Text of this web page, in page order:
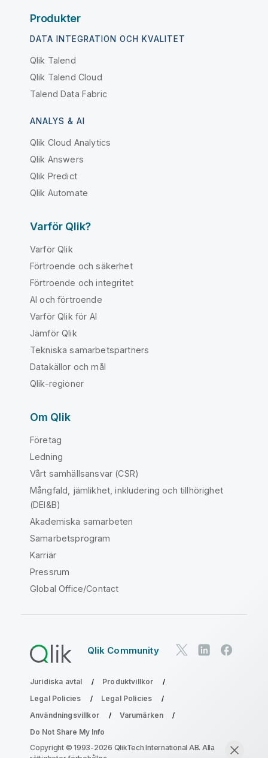
Produkter
DATA INTEGRATION OCH KVALITET
Qlik Talend
Qlik Talend Cloud
Talend Data Fabric
ANALYS & AI
Qlik Cloud Analytics
Qlik Answers
Qlik Predict
Qlik Automate
Varför Qlik?
Varför Qlik
Förtroende och säkerhet
Förtroende och integritet
AI och förtroende
Varför Qlik för AI
Jämför Qlik
Tekniska samarbetspartners
Datakällor och mål
Qlik-regioner
Om Qlik
Företag
Ledning
Vårt samhällsansvar (CSR)
Mångfald, jämlikhet, inkludering och tillhörighet
(DEI&B)
Akademiska samarbeten
Samarbetsprogram
Karriär
Pressrum
Global Office/Contact
Qlik Community
Juridiska avtal
Produktvillkor
Legal Policies
Legal Policies
Användningsvillkor
Varumärken
Do Not Share My Info
Copyright © 1993-2026 QlikTech International AB. Alla